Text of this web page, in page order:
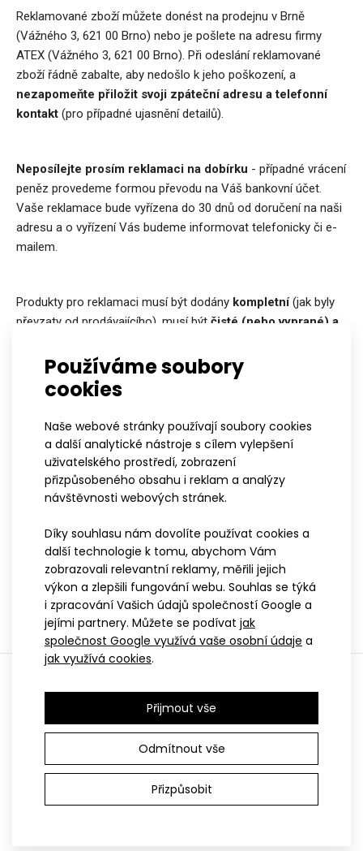
Používáme soubory
cookies
Naše webové stránky používají soubory cookies
a další analytické nástroje s cílem vylepšení
uživatelského prostředí, zobrazení
přizpůsobeného obsahu i reklam a analýzy
návštěvnosti webových stránek.
Díky souhlasu nám dovolíte používat cookies a
další technologie k tomu, abychom Vám
zobrazovali relevantní reklamy, měřili jejich
výkon a zlepšili fungování webu. Souhlas se týká
i zpracování Vašich údajů společností Google a
jejími partnery. Můžete se podívat jak
společnost Google využívá vaše osobní údaje a
jak využívá cookies.
Přijmout vše
Odmítnout vše
Přizpůsobit
Reklamované zboží můžete donést na prodejnu v Brně
(Vážného 3, 621 00 Brno) nebo je pošlete na adresu firmy
ATEX (Vážného 3, 621 00 Brno). Při odeslání reklamované
zboží řádně zabalte, aby nedošlo k jeho poškození, a
nezapomeňte přiložit svoji zpáteční adresu a telefonní
kontakt (pro případné ujasnění detailů).
Neposílejte prosím reklamaci na dobírku - případné vrácení
peněz provedeme formou převodu na Váš bankovní účet.
Vaše reklamace bude vyřízena do 30 dnů od doručení na naši
adresu a o vyřízení Vás budeme informovat telefonicky či e-
mailem.
Produkty pro reklamaci musí být dodány kompletní(jak byly
převzaty od prodávajícího), musí být čisté (nebo vyprané) a
oprávnění odmítnout a vracíme je odesílateli zpět bez
jakéhokoliv zásahu.
Pokud máte nějaké dotazy, volejte na tel. 730 515 965 (ve
všední dny od 8 do 15 hodin) nebo pište na e-
martina@atexsport.cz.
Používáme